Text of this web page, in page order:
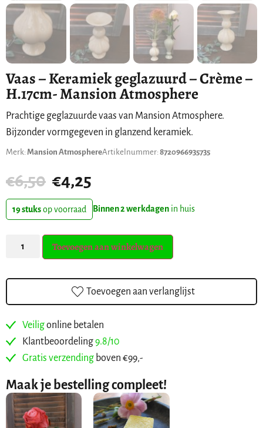
Vaas – Keramiek geglazuurd – Crème –
H.17cm- Mansion Atmosphere
Prachtige geglazuurde vaas van Mansion Atmosphere.
Bijzonder vormgegeven in glanzend keramiek.
Merk: Mansion AtmosphereArtikelnummer: 8720966935735
€6,50 €4,25
19 stuksop voorraad Binnen 2 werkdagen in huis
Toevoegen aan winkelwagen
Toevoegen aan verlanglijst
Veiligonline betalen
Klantbeoordeling9.8/10
Gratis verzendingboven €99,-
Maak je bestelling compleet!